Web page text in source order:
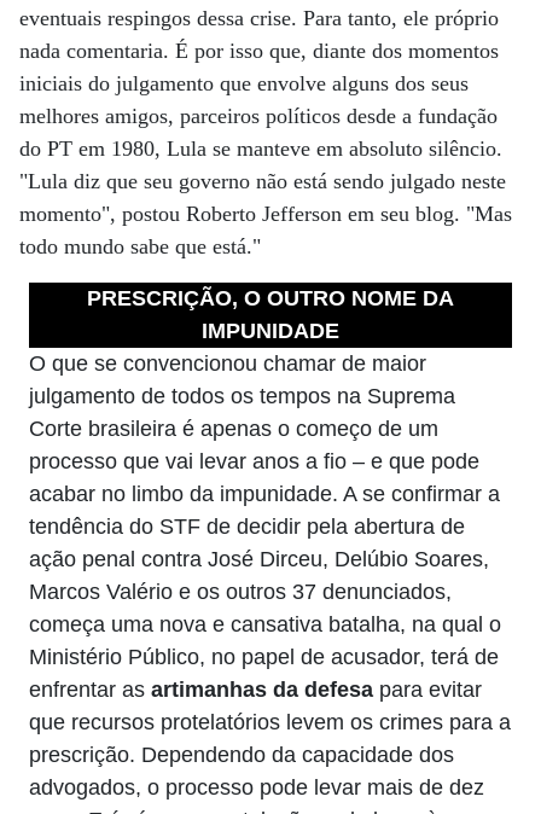
eventuais respingos dessa crise. Para tanto, ele próprio
nada comentaria. É por isso que, diante dos momentos
iniciais do julgamento que envolve alguns dos seus
melhores amigos, parceiros políticos desde a fundação
do PT em 1980, Lula se manteve em absoluto silêncio.
"Lula diz que seu governo não está sendo julgado neste
momento", postou Roberto Jefferson em seu blog. "Mas
todo mundo sabe que está."
PRESCRIÇÃO, O OUTRO NOME DA
IMPUNIDADE
O que se convencionou chamar de maior
julgamento de todos os tempos na Suprema
Corte brasileira é apenas o começo de um
processo que vai levar anos a fio – e que pode
acabar no limbo da impunidade. A se confirmar a
tendência do STF de decidir pela abertura de
ação penal contra José Dirceu, Delúbio Soares,
Marcos Valério e os outros 37 denunciados,
começa uma nova e cansativa batalha, na qual o
Ministério Público, no papel de acusador, terá de
enfrentar as artimanhas da defesa para evitar
que recursos protelatórios levem os crimes para a
prescrição. Dependendo da capacidade dos
advogados, o processo pode levar mais de dez